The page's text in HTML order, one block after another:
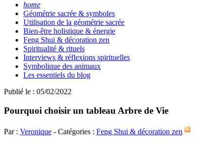
home
Géométrie sacrée & symboles
Utilisation de la géométrie sacrée
Bien-être holistique & énergie
Feng Shui & décoration zen
Spiritualité & rituels
Interviews & réflexions spirituelles
Symbolique des animaux
Les essentiels du blog
Publié le : 05/02/2022
Pourquoi choisir un tableau Arbre de Vie
Par : Veronique - Catégories : Feng Shui & décoration zen